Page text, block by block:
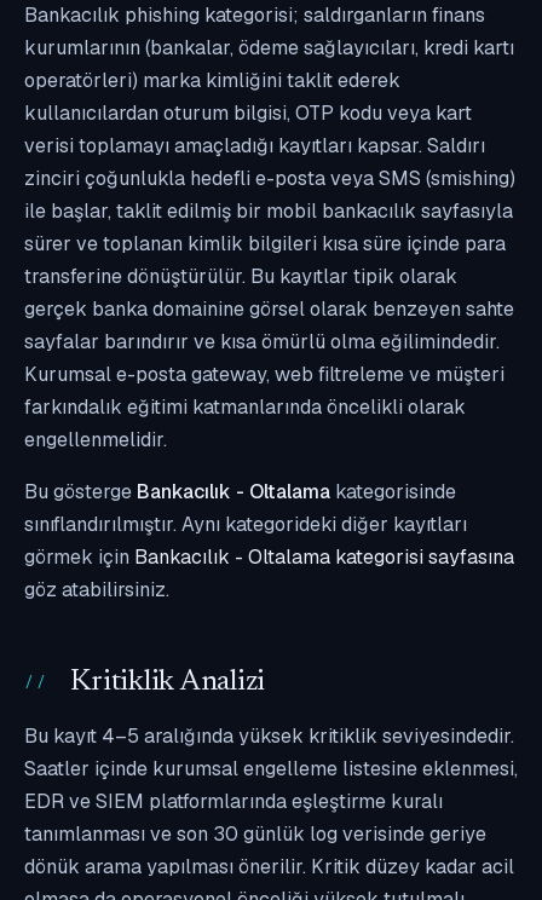
Bankacılık phishing kategorisi; saldırganların finans
kurumlarının (bankalar, ödeme sağlayıcıları, kredi kartı
operatörleri) marka kimliğini taklit ederek
kullanıcılardan oturum bilgisi, OTP kodu veya kart
verisi toplamayı amaçladığı kayıtları kapsar. Saldırı
zinciri çoğunlukla hedefli e-posta veya SMS (smishing)
ile başlar, taklit edilmiş bir mobil bankacılık sayfasıyla
sürer ve toplanan kimlik bilgileri kısa süre içinde para
transferine dönüştürülür. Bu kayıtlar tipik olarak
gerçek banka domainine görsel olarak benzeyen sahte
sayfalar barındırır ve kısa ömürlü olma eğilimindedir.
Kurumsal e-posta gateway, web filtreleme ve müşteri
farkındalık eğitimi katmanlarında öncelikli olarak
engellenmelidir.
Bu gösterge Bankacılık - Oltalama kategorisinde
sınıflandırılmıştır. Aynı kategorideki diğer kayıtları
görmek için Bankacılık - Oltalama kategorisi sayfasına
göz atabilirsiniz.
Kritiklik Analizi
Bu kayıt 4–5 aralığında yüksek kritiklik seviyesindedir.
Saatler içinde kurumsal engelleme listesine eklenmesi,
EDR ve SIEM platformlarında eşleştirme kuralı
tanımlanması ve son 30 günlük log verisinde geriye
dönük arama yapılması önerilir. Kritik düzey kadar acil